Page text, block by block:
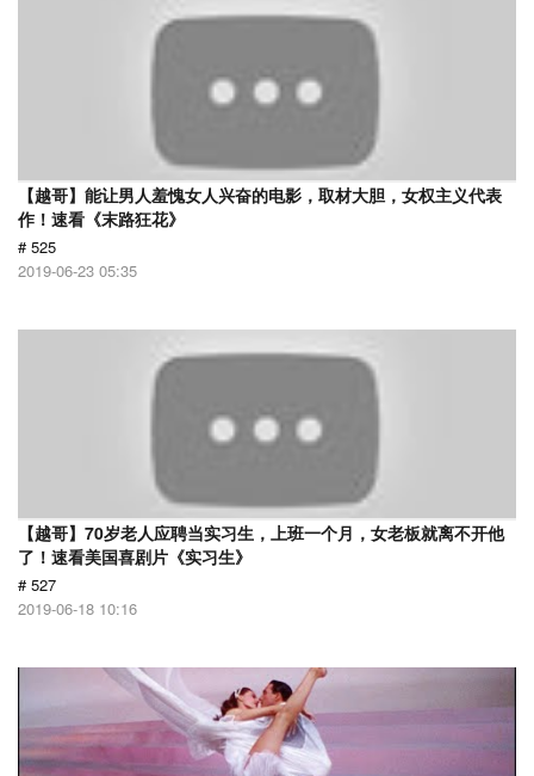
【越哥】能让男人羞愧女人兴奋的电影，取材大胆，女权主义代表
作！速看《末路狂花》
# 525
2019-06-23 05:35
【越哥】70岁老人应聘当实习生，上班一个月，女老板就离不开他
了！速看美国喜剧片《实习生》
# 527
2019-06-18 10:16